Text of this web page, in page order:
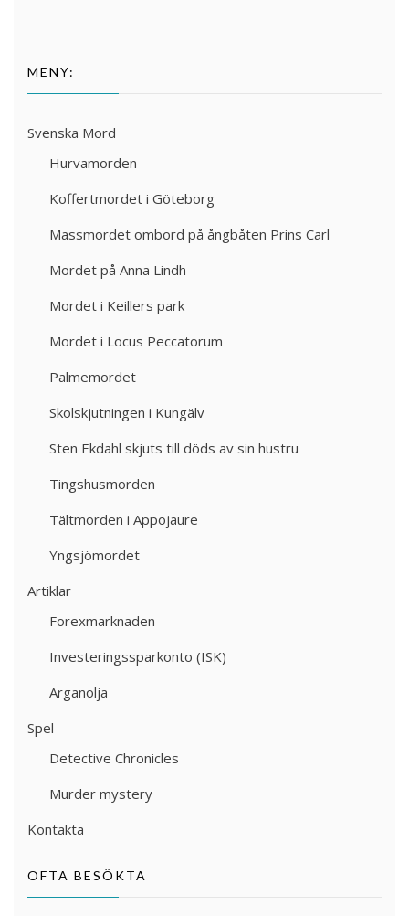
MENY:
Svenska Mord
Hurvamorden
Koffertmordet i Göteborg
Massmordet ombord på ångbåten Prins Carl
Mordet på Anna Lindh
Mordet i Keillers park
Mordet i Locus Peccatorum
Palmemordet
Skolskjutningen i Kungälv
Sten Ekdahl skjuts till döds av sin hustru
Tingshusmorden
Tältmorden i Appojaure
Yngsjömordet
Artiklar
Forexmarknaden
Investeringssparkonto (ISK)
Arganolja
Spel
Detective Chronicles
Murder mystery
Kontakta
OFTA BESÖKTA